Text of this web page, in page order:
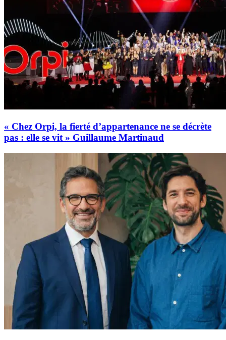
« Chez Orpi, la fierté d’appartenance ne se décrète
pas : elle se vit » Guillaume Martinaud